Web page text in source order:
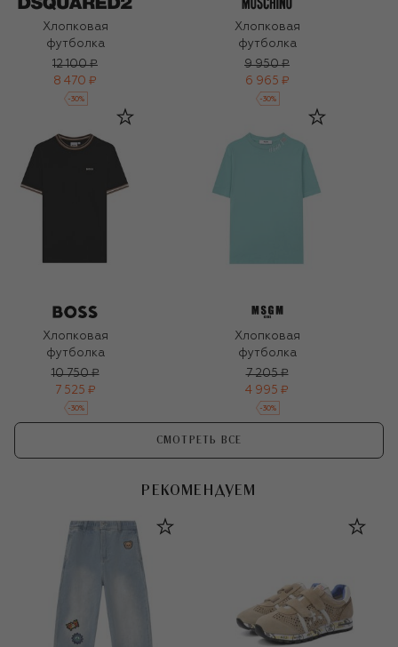
Хлопковая
футболка
12 100 ₽
8 470 ₽
-30%
Хлопковая
футболка
9 950 ₽
6 965 ₽
-30%
Хлопковая
футболка
10 750 ₽
7 525 ₽
-30%
Хлопковая
футболка
7 205 ₽
4 995 ₽
-30%
СМОТРЕТЬ ВСЕ
РЕКОМЕНДУЕМ